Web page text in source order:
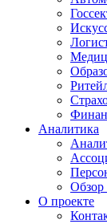
Аналитика
Обзор
О проекте